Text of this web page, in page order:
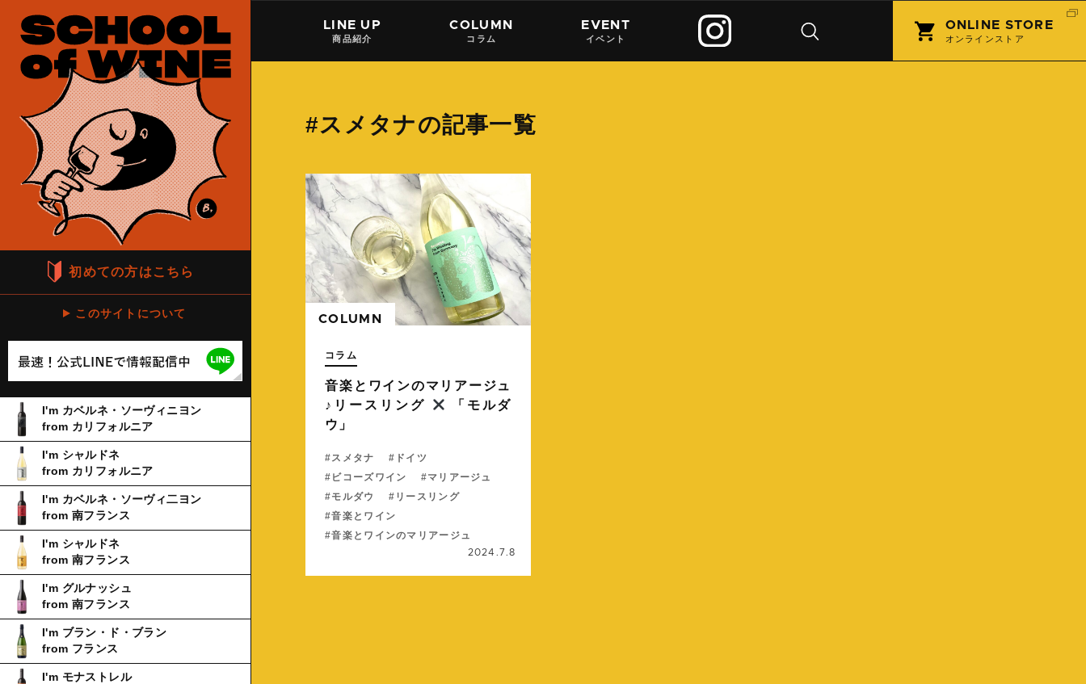
LINE UP
商品紹介
COLUMN
コラム
EVENT
イベント
ONLINE STORE
オンラインストア
#スメタナの記事一覧
COLUMN
コラム
音楽とワインのマリアージュ
♪リースリング
「モルダ
ウ」
スメタナ
ドイツ
ビコーズワイン
マリアージュ
モルダウ
リースリング
音楽とワイン
音楽とワインのマリアージュ
2024.7.8
初めての方はこちら
このサイトについて
I'm カベルネ・ソーヴィニヨン
from カリフォルニア
I'm シャルドネ
from カリフォルニア
I'm カベルネ・ソーヴィ二ヨン
from 南フランス
I'm シャルドネ
from 南フランス
I'm グルナッシュ
from 南フランス
I'm ブラン・ド・ブラン
from フランス
I'm モナストレル